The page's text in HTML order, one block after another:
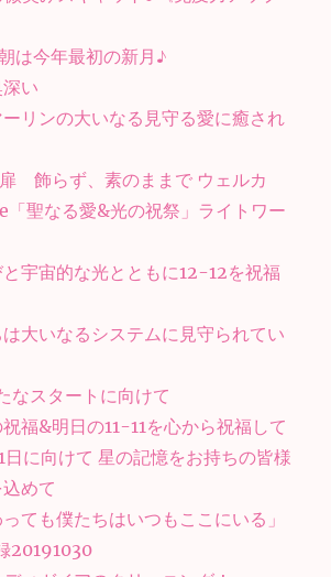
は今年最初の新月♪
い
ーリンの大いなる見守る愛に癒され
飾らず、素のままで ウェルカ
聖なる愛&光の祝祭」ライトワー
宇宙的な光とともに12-12を祝福
は大いなるシステムに見守られてい
なスタートに向けて
福&明日の11-11を心から祝福して
日に向けて 星の記憶をお持ちの皆様
めて
っても僕たちはいつもここにいる」
20191030